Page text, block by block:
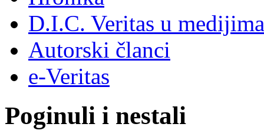
D.I.C. Veritas u medijima
Autorski članci
e-Veritas
Poginuli i nestali